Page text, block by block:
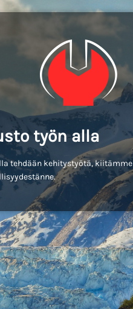
työn alla
tehdään kehitystyötä, kiitämme